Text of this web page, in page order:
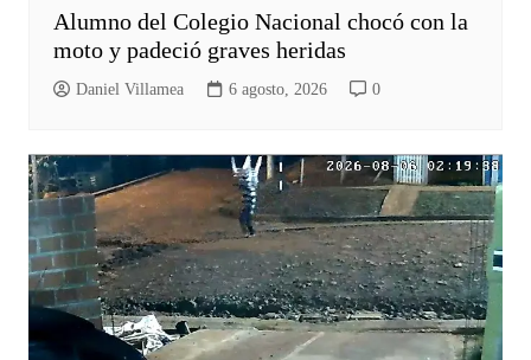
Alumno del Colegio Nacional chocó con la
moto y padeció graves heridas
Daniel Villamea 6 agosto, 2026 0